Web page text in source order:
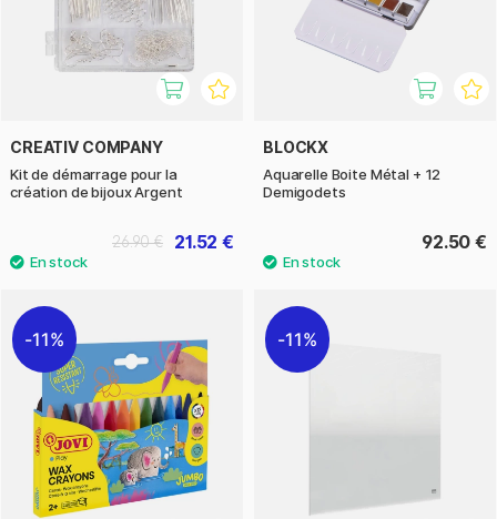
CREATIV COMPANY
Kit de démarrage pour la
création de bijoux Argent
21.52 €
26.90 €
BLOCKX
Aquarelle Boite Métal + 12
Demigodets
92.50 €
11% 11%